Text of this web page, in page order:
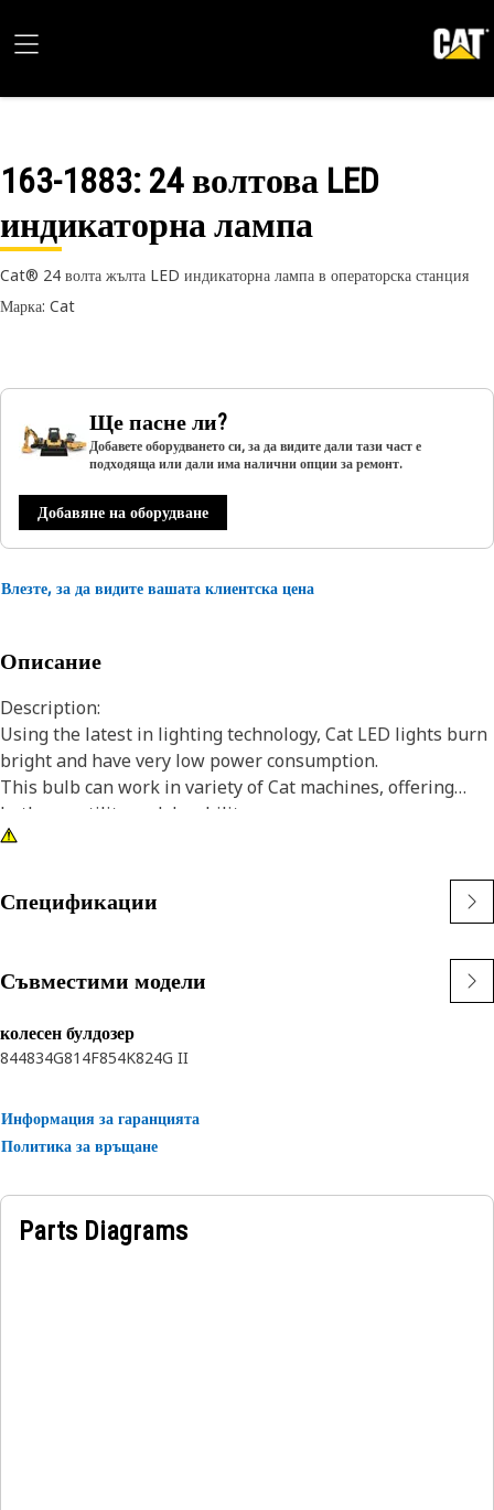
163-1883: 24 волтова LED
индикаторна лампа
Cat® 24 волта жълта LED индикаторна лампа в операторска станция
Марка: Cat
Ще пасне ли?
Добавете оборудването си, за да видите дали тази част е
подходяща или дали има налични опции за ремонт.
Добавяне на оборудване
Влезте, за да видите вашата клиентска цена
Описание
Description:
Using the latest in lighting technology, Cat LED lights burn
bright and have very low power consumption.
This bulb can work in variety of Cat machines, offering
both versatility and durability.
Attributes:
• T-3 1/4 bulb size
• A-1 base size
Applications:
• High-vibration applications
Спецификации
Съвместими модели
колесен булдозер
844834G814F854K824G II
Информация за гаранцията
Политика за връщане
Parts Diagrams